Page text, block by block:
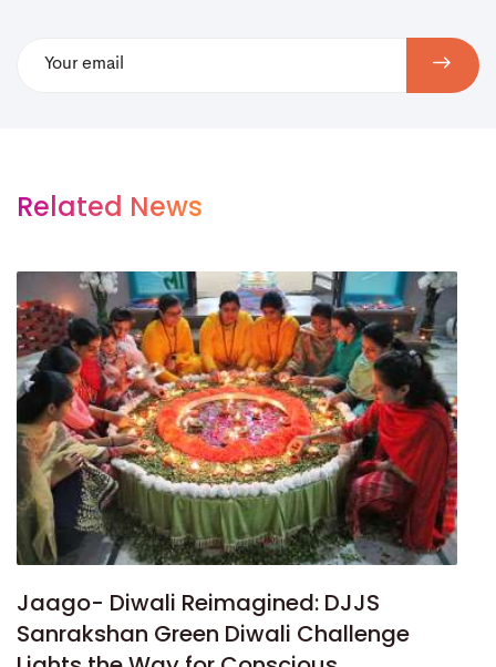
Related News
Jaago- Diwali Reimagined: DJJS
Sanrakshan Green Diwali Challenge